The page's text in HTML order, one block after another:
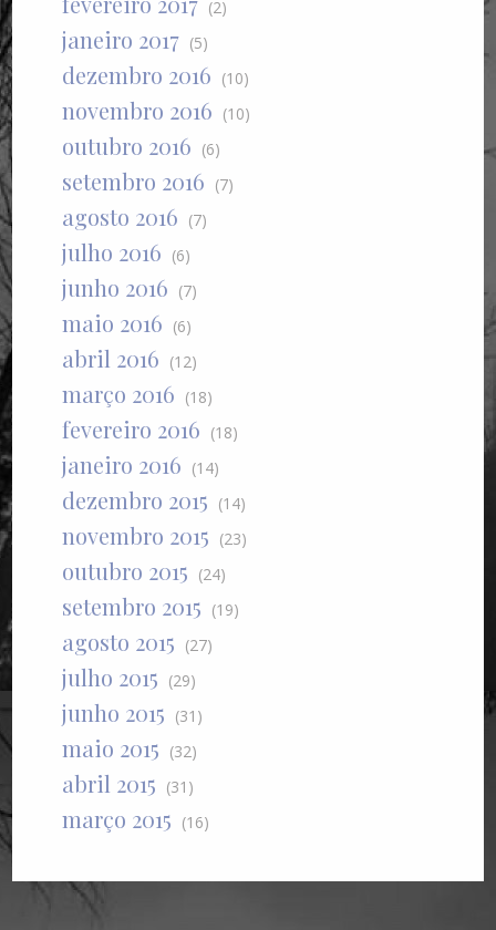
(2)
janeiro 2017 (5)
dezembro 2016 (10)
novembro 2016 (10)
outubro 2016 (6)
setembro 2016 (7)
agosto 2016 (7)
julho 2016 (6)
junho 2016 (7)
maio 2016 (6)
abril 2016 (12)
março 2016 (18)
fevereiro 2016 (18)
janeiro 2016 (14)
dezembro 2015 (14)
novembro 2015 (23)
outubro 2015 (24)
setembro 2015 (19)
agosto 2015 (27)
julho 2015 (29)
junho 2015 (31)
maio 2015 (32)
abril 2015 (31)
março 2015 (16)